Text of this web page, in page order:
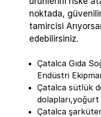
noktada,
tamircisi
edebilirsiniz.
Çatalca Gıda
Endüstri
Çatalca sütlük
dolapları,yoğurt
Çatalca